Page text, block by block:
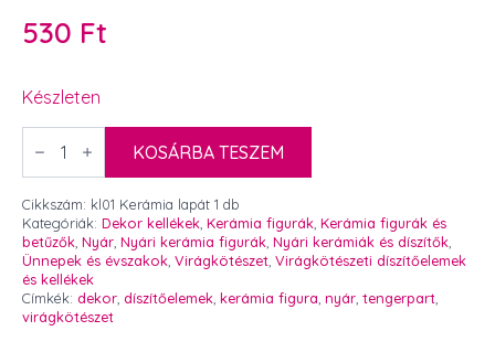
530 Ft
Készleten
Kerámia
lapát
mennyiség
KOSÁRBA TESZEM
Cikkszám: kl01 Kerámia lapát 1 db
Kategóriák: Dekor kellékek Kerámia figurák Kerámia figurák és
betűzők Nyár Nyári kerámia figurák Nyári kerámiák és díszítők
Ünnepek és évszakok Virágkötészet Virágkötészeti díszítőelemek
és kellékek
Címkék: dekor díszítőelemek kerámia figura nyár tengerpart
virágkötészet